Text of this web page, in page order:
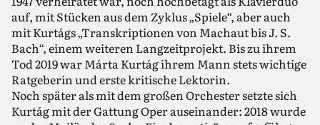
auf, mit Stücken aus dem Zyklus „Spiele“, aber auch
mit Kurtágs „Transkriptionen von Machaut bis J. S.
Bach“, einem weiteren Langzeitprojekt. Bis zu ihrem
Tod 2019 war Márta Kurtág ihrem Mann stets wichtige
Ratgeberin und erste kritische Lektorin.
Noch später als mit dem großen Orchester setzte sich
Kurtág mit der Gattung Oper auseinander: 2018 wurde